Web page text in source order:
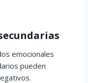
emocionales
pueden